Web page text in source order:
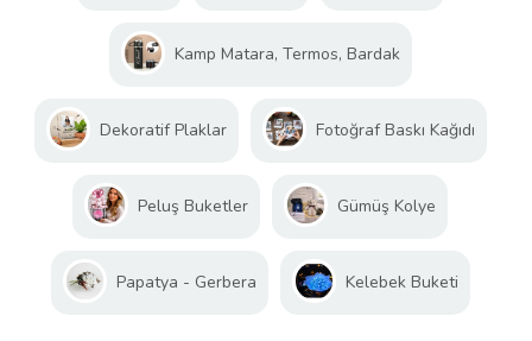
Kamp Matara, Termos, Bardak
Dekoratif Plaklar Fotoğraf Baskı Kağıdı
Peluş Buketler Gümüş Kolye
Papatya - Gerbera Kelebek Buketi